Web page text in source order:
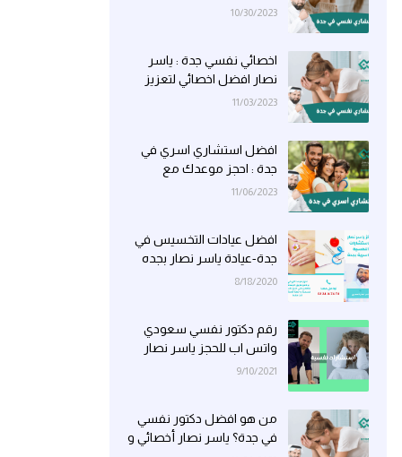
نصار لاكتساب الثقة بالنفس
10/30/2023
اخصائي نفسي جدة : ياسر
نصار افضل اخصائي لتعزيز
الصحة النفسية والاستقرار
11/03/2023
افضل استشاري اسري في
جدة : احجز موعدك مع
مستشار الاسرة ياسر نصار
11/06/2023
افضل عيادات التخسيس في
جدة-عيادة ياسر نصار بجده
للحمية والدايت
8/18/2020
رقم دكتور نفسي سعودي
واتس اب للحجز ياسر نصار
9/10/2021
من هو افضل دكتور نفسي
في جدة؟ ياسر نصار أخصائي و